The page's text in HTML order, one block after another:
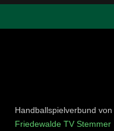
Handballspielverbund von
Friedewalde TV Stemmer